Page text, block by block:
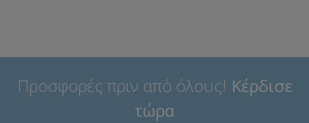
Προσφορές πριν από όλους! Κέρδισε
τώρα